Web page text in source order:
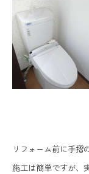
リフォーム前に手摺
施工は簡単ですが、